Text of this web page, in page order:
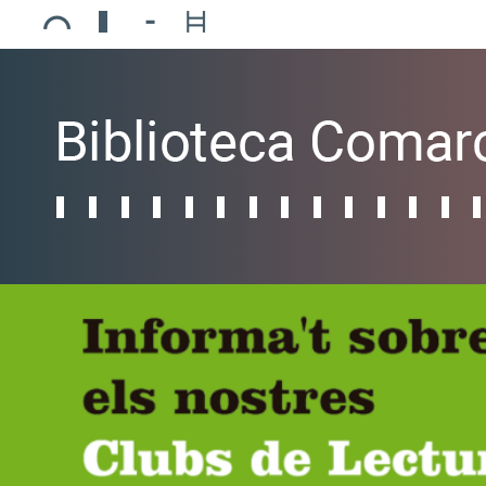
Ajuntament de Mollerussa
Biblioteca Comarcal Jaume Vila
Piscines de Mollerussa